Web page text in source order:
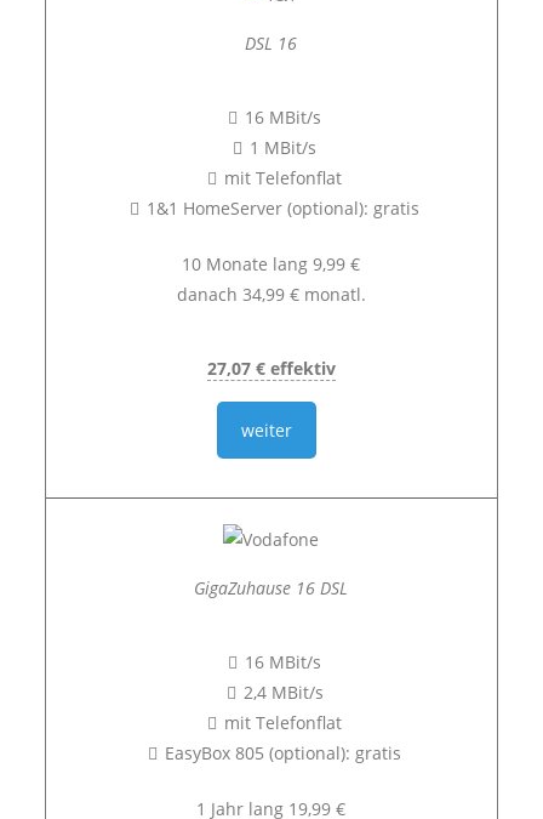
DSL 16
16 MBit/s
1 MBit/s
mit Telefonflat
1&1 HomeServer (optional): gratis
10 Monate lang 9,99 €
danach 34,99 € monatl.
27,07 € effektiv
weiter
GigaZuhause 16 DSL
16 MBit/s
2,4 MBit/s
mit Telefonflat
EasyBox 805 (optional): gratis
1 Jahr lang 19,99 €